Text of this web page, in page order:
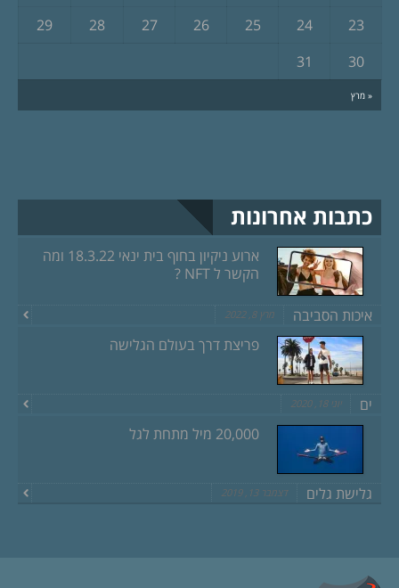
« מרץ
23
24
25
26
27
28
29
30
31
כתבות אחרונות
ארוע ניקיון בחוף בית ינאי 18.3.22 ומה
הקשר ל NFT ?
איכות הסביבה מרץ 8, 2022
פריצת דרך בעולם הגלישה
ים יוני 18, 2020
20,000 מיל מתחת לגל
גלישת גלים דצמבר 13, 2019